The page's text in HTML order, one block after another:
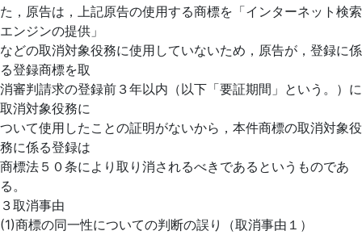
た，原告は，上記原告の使用する商標を「インターネット検索
エンジンの提供」
などの取消対象役務に使用していないため，原告が，登録に係
る登録商標を取
消審判請求の登録前３年以内（以下「要証期間」という。）に
取消対象役務に
ついて使用したことの証明がないから，本件商標の取消対象役
務に係る登録は
商標法５０条により取り消されるべきであるというものであ
る。
３取消事由
(1)商標の同一性についての判断の誤り（取消事由１）